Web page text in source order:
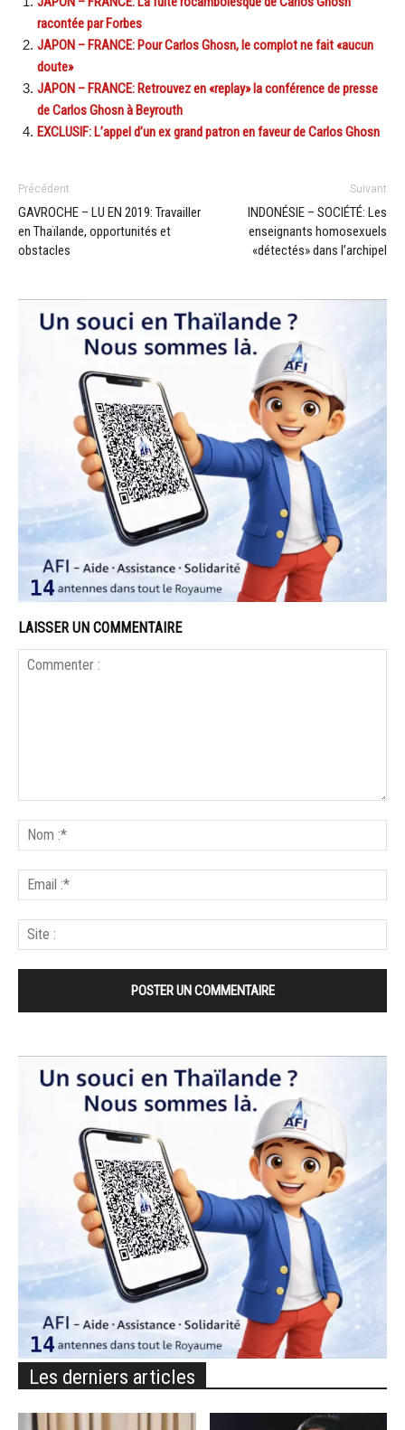
racontée par Forbes
JAPON – FRANCE: Pour Carlos Ghosn, le complot ne fait «aucun
doute»
JAPON – FRANCE: Retrouvez en «replay» la conférence de presse
de Carlos Ghosn à Beyrouth
EXCLUSIF: L’appel d’un ex grand patron en faveur de Carlos Ghosn
Précédent
GAVROCHE – LU EN 2019: Travailler
en Thaïlande, opportunités et
obstacles
Suivant
INDONÉSIE – SOCIÉTÉ: Les
enseignants homosexuels
«détectés» dans l’archipel
LAISSER UN COMMENTAIRE
Les derniers articles